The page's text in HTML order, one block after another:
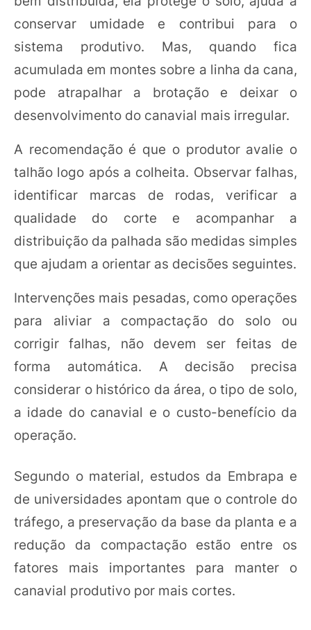
conservar umidade e contribui para o
sistema produtivo. Mas, quando fica
acumulada em montes sobre a linha da cana,
pode atrapalhar a brotação e deixar o
desenvolvimento do canavial mais irregular.
A recomendação é que o produtor avalie o
talhão logo após a colheita. Observar falhas,
identificar marcas de rodas, verificar a
qualidade do corte e acompanhar a
distribuição da palhada são medidas simples
que ajudam a orientar as decisões seguintes.
Intervenções mais pesadas, como operações
para aliviar a compactação do solo ou
corrigir falhas, não devem ser feitas de
forma automática. A decisão precisa
considerar o histórico da área, o tipo de solo,
a idade do canavial e o custo-benefício da
operação.
Segundo o material, estudos da Embrapa e
de universidades apontam que o controle do
tráfego, a preservação da base da planta e a
redução da compactação estão entre os
fatores mais importantes para manter o
canavial produtivo por mais cortes.